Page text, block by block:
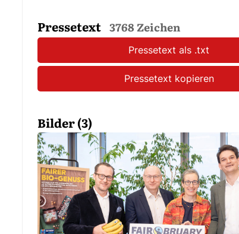
Pressetext 3768 Zeichen
Pressetext als .txt
Pressetext kopieren
Bilder (3)